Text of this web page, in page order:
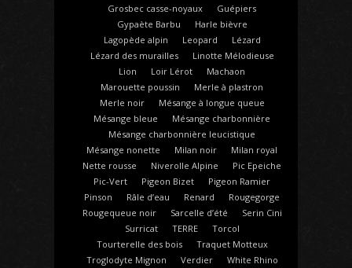
Grosbec casse-noyaux
Guépiers
Gypaète Barbu
Harle bièvre
Lagopède alpin
Leopard
Lézard
Lézard des murailles
Linotte Mélodieuse
Lion
Loir Lérot
Machaon
Marouette poussin
Merle à plastron
Merle noir
Mésange à longue queue
Mésange bleue
Mésange charbonnière
Mésange charbonnière leucistique
Mésange nonette
Milan noir
Milan royal
Nette rousse
Niverolle Alpine
Pic Epeiche
Pic-Vert
Pigeon Bizet
Pigeon Ramier
Pinson
Râle d’eau Renard
Rougegorge
Rougequeue noir
Sarcelle d’été
Serin Cini
Surricat
TERRE
Torcol
Tourterelle des bois
Traquet Motteux
Troglodyte Mignon
Verdier White Rhino